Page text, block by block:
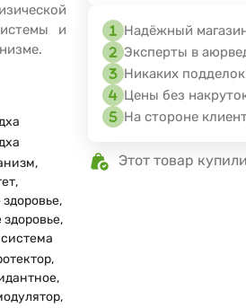
и
Надёжный
Эксперты в
Никаких
Цены без
На стороне
Этот товар